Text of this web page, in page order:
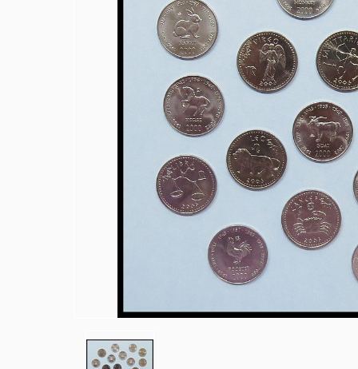
BIT - לולדי פיש בטלפון 054-6511897
PayBox תקין- לטלפון שלי 054-6511897